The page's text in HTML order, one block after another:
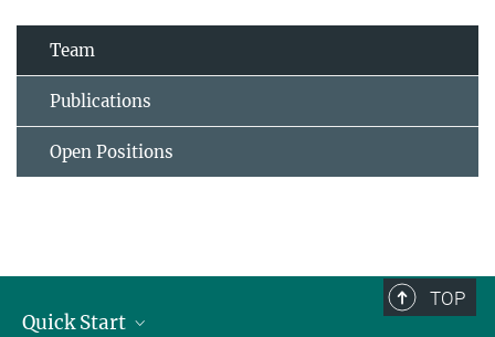
Team
Publications
Open Positions
TOP
Quick Start